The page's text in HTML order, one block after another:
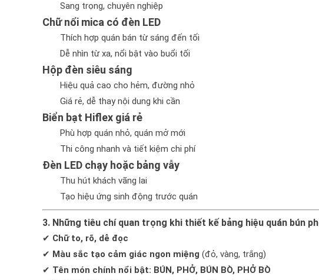
Sang trọng, chuyên nghiệp
Chữ nổi mica có đèn LED
Thích hợp quán bán từ sáng đến tối
Dễ nhìn từ xa, nổi bật vào buổi tối
Hộp đèn siêu sáng
Hiệu quả cao cho hẻm, đường nhỏ
Giá rẻ, dễ thay nội dung khi cần
Biển bạt Hiflex giá rẻ
Phù hợp quán nhỏ, quán mở mới
Thi công nhanh và tiết kiệm chi phí
Đèn LED chạy hoặc bảng vẫy
Thu hút khách vãng lai
Tạo hiệu ứng sinh động trước quán
3. Những tiêu chí quan trọng khi thiết kế bảng hiệu quán bún
✔ Chữ to, rõ, dễ đọc
✔ Màu sắc tạo cảm giác ngon miệng (đỏ, vàng, trắng)
✔ Tên món chính nổi bật: BÚN, PHỞ, BÚN BÒ, PHỞ BÒ